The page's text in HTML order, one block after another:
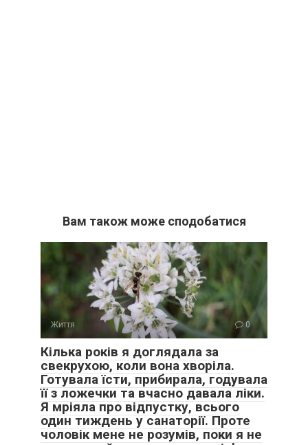
Вам також може сподобатися
Життя 0
Кілька років я доглядала за
свекрухою, коли вона хворіла.
Готувала їсти, прибирала, годувала
її з ложечки та вчасно давала ліки.
Я мріяла про відпустку, всього
один тиждень у санаторії. Проте
чоловік мене не розумів, поки я не